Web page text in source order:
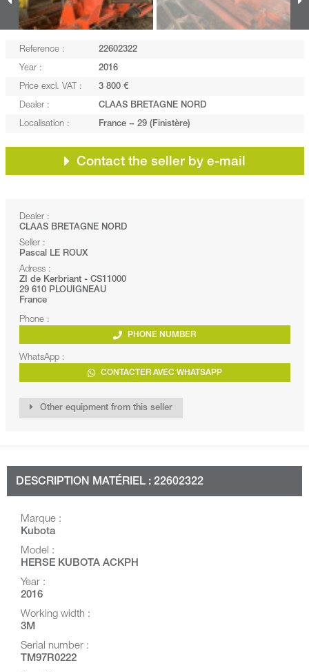
Reference : 22602322
Year : 2016
Price excl. VAT : 3 800 €
Dealer : CLAAS BRETAGNE NORD
Localisation : France − 29 (Finistère)
Contact the seller by e-mail
Dealer :
CLAAS BRETAGNE NORD
Seller :
Pascal LE ROUX
Adress :
ZI de Kerbriant - CS11000
29 610 PLOUIGNEAU
France
Phone :
PHONE NUMBER
WhatsApp :
CONTACTER AVEC WHATSAPP
Other equipment from this seller
DESCRIPTION MATÉRIEL : 22602322
Marque :
Kubota
Model :
HERSE KUBOTA ACKPH
Year :
2016
Working width :
3M
Serial number :
TM97R0222